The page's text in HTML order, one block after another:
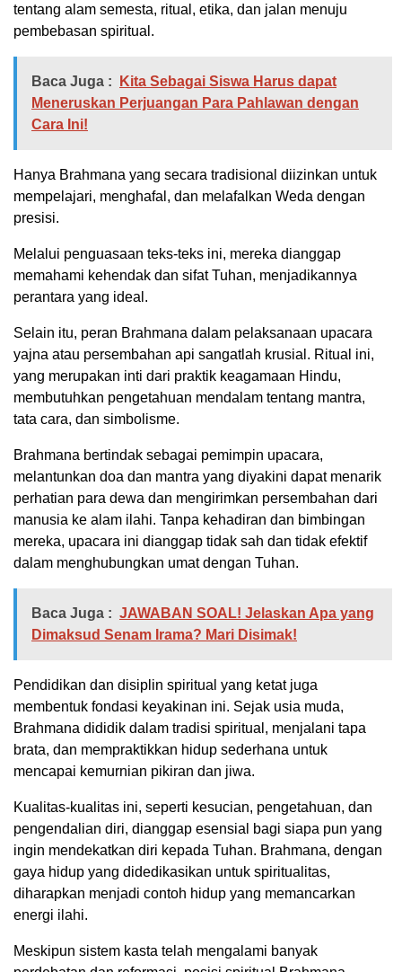
tentang alam semesta, ritual, etika, dan jalan menuju
pembebasan spiritual.
Baca Juga :
Kita Sebagai Siswa Harus dapat
Meneruskan Perjuangan Para Pahlawan dengan
Cara Ini!
Hanya Brahmana yang secara tradisional diizinkan untuk
mempelajari, menghafal, dan melafalkan Weda dengan
presisi.
Melalui penguasaan teks-teks ini, mereka dianggap
memahami kehendak dan sifat Tuhan, menjadikannya
perantara yang ideal.
Selain itu, peran Brahmana dalam pelaksanaan upacara
yajna atau persembahan api sangatlah krusial. Ritual ini,
yang merupakan inti dari praktik keagamaan Hindu,
membutuhkan pengetahuan mendalam tentang mantra,
tata cara, dan simbolisme.
Brahmana bertindak sebagai pemimpin upacara,
melantunkan doa dan mantra yang diyakini dapat menarik
perhatian para dewa dan mengirimkan persembahan dari
manusia ke alam ilahi. Tanpa kehadiran dan bimbingan
mereka, upacara ini dianggap tidak sah dan tidak efektif
dalam menghubungkan umat dengan Tuhan.
Baca Juga : JAWABAN SOAL! Jelaskan Apa yang
Dimaksud Senam Irama? Mari Disimak!
Pendidikan dan disiplin spiritual yang ketat juga
membentuk fondasi keyakinan ini. Sejak usia muda,
Brahmana dididik dalam tradisi spiritual, menjalani tapa
brata, dan mempraktikkan hidup sederhana untuk
mencapai kemurnian pikiran dan jiwa.
Kualitas-kualitas ini, seperti kesucian, pengetahuan, dan
pengendalian diri, dianggap esensial bagi siapa pun yang
ingin mendekatkan diri kepada Tuhan. Brahmana, dengan
gaya hidup yang didedikasikan untuk spiritualitas,
diharapkan menjadi contoh hidup yang memancarkan
energi ilahi.
Meskipun sistem kasta telah mengalami banyak